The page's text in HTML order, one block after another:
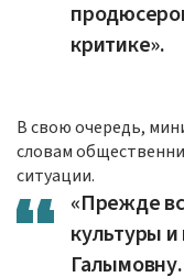
критике».
В свою очередь,
словам
ситуации.
«Прежде
культуры